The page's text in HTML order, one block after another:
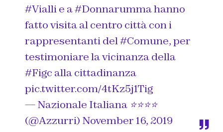
#Viallie a#Donnarummahanno
fatto visita al centro città con i
rappresentanti del#Comune, per
testimoniare la vicinanza della
#Figc alla cittadinanza
pic.twitter.com/4tKz5j1Tig
— Nazionale Italiana ⭐️⭐️⭐️⭐️
(@Azzurri) November 16, 2019